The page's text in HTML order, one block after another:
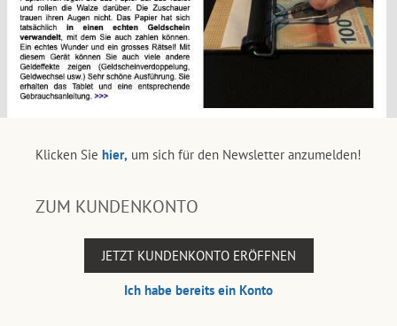
Klicken Sie hier, um sich für den Newsletter anzumelden!
ZUM KUNDENKONTO
JETZT KUNDENKONTO ERÖFFNEN
Ich habe bereits ein Konto